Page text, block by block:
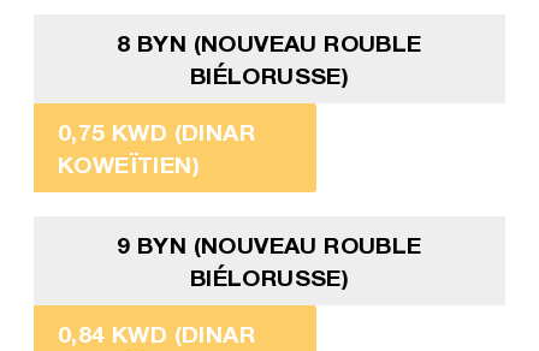
8 BYN (NOUVEAU ROUBLE
BIÉLORUSSE)
0,75 KWD (DINAR
KOWEÏTIEN)
9 BYN (NOUVEAU ROUBLE
BIÉLORUSSE)
0,84 KWD (DINAR